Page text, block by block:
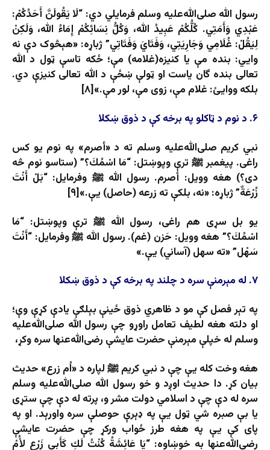
رسول الله صلی‌الله‌علیه ‌وسلم فرمایلي دي: “لَا يَقُولَنَّ أَحَدُكُمْ:
عَبْدِي وَأَمَتِي. كُلُّكُمْ عَبِيدُ الله، وَكُلُّ نِسَائِكُمْ إِمَاءُ الله، وَلَكِنْ
لِيَقُلْ: غُلَامِي وَجَارِيَتِي، وَفَتَايَ وَفَتَاتِي” ژباړه: «هېڅوک دې نه
وایي: بنده مې یا کنیزه(غلامه) مې؛ ځکه تاسې ټول د الله
تعالی بنده گان یاست او ټولې ښځې د الله تعالی کنیزې دي.
بلکه ووایئ: غلام مې، زوی مې، لور مې.»[۸]
۶. د نوم د ټاکلو په برخه کې د ذوق ښکلا
نبي کریم صلی‌الله‌علیه ‌وسلم ته د «أصرم» په نوم یو کس
راغی. پيغمبر ﷺ ترې وپوښتل: “مَا اسْمُكَ؟” (ستاسو نوم څه
دی؟) هغه وویل: أصرم. رسول الله ﷺ وفرمایل: “بَلْ أَنْتَ
زُرْعَةٌ” ژباړه: «نه، بلکې ته زرعه (حاصل) یې.»[۹]
یو بل سړی هم راغی، رسول الله ﷺ ترې وپوښتل: “مَا
اسْمُكَ؟” هغه وویل: حَزن (غم). رسول الله ﷺ وفرمایل: “أَنْتَ
سَهْل” «ته سهل (آساني) یې.»
۷. له مېرمنې سره د چلند په برخه کې د ذوق ښکلا
په تېر فصل کې مو د ظاهري ذوق ځینې بېلګې یادې کړې وې؛
او دلته هغه لطیف تعامل راوړو چې رسول الله صلی‌الله‌علیه
‌وسلم له خپلې مېرمنې حضرت عایشې رضی‌الله‌عنها سره وکړ،
هغه وخت کله یې چې د نبي کریم ﷺ لپاره د «اُم زرع» حدیث
بیان کړ. دا حدیث اوږد و خو رسول الله صلی‌الله‌علیه ‌وسلم
سره له دې چې د اسلامي دولت مشر و، پرته له دې چې ستړی
یا بې‌ صبره شي ټول يې په ډېرې حوصلې سره واورېد. او په
پای کې یې په هغه طرز ځواب ورکړ چې حضرت عایشې
رضی‌الله‌عنها به خوښاوه: “يَا عَائِشَةُ كُنْتُ لَكِ كَأَبِي زَرْعٍ لأُمْ